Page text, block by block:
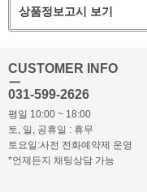
상품정보고시 보기
CUSTOMER INFO
ㅡ
031-599-2626
평일 10:00 ~ 18:00
토, 일, 공휴일 : 휴무
토요일:사전 전화예약제 운영
*언제든지 채팅상담 가능